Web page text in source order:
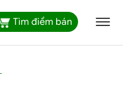
Tìm điểm bán